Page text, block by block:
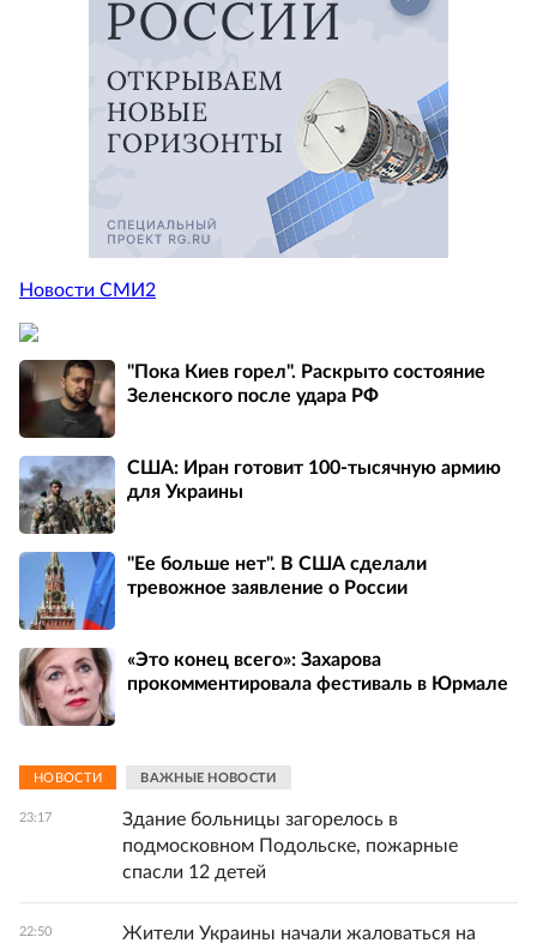
Новости СМИ2
"Пока Киев горел". Раскрыто состояние
Зеленского после удара РФ
США: Иран готовит 100-тысячную армию
для Украины
"Ее больше нет". В США сделали
тревожное заявление о России
«Это конец всего»: Захарова
прокомментировала фестиваль в Юрмале
НОВОСТИ ВАЖНЫЕ НОВОСТИ
23:17
Здание больницы загорелось в
подмосковном Подольске, пожарные
спасли 12 детей
22:50
Жители Украины начали жаловаться на